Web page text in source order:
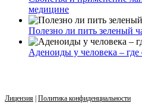
медицине
Полезно ли пить зеленый
Аденоиды у человека – где
Лицензия Политика конфиденциальности